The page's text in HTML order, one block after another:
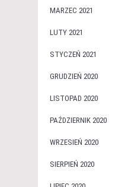
MARZEC 2021
LUTY 2021
STYCZEŃ 2021
GRUDZIEŃ 2020
LISTOPAD 2020
PAŹDZIERNIK 2020
WRZESIEŃ 2020
SIERPIEŃ 2020